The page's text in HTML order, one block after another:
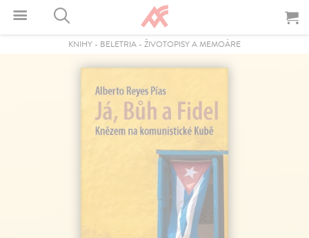
KNIHY - BELETRIA - ŽIVOTOPISY A MEMOÁRE